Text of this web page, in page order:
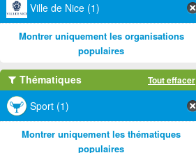
Ville de Nice (1)
Montrer uniquement les organisations
populaires
Thématiques Tout effacer
Sport (1)
Montrer uniquement les thématiques
populaires